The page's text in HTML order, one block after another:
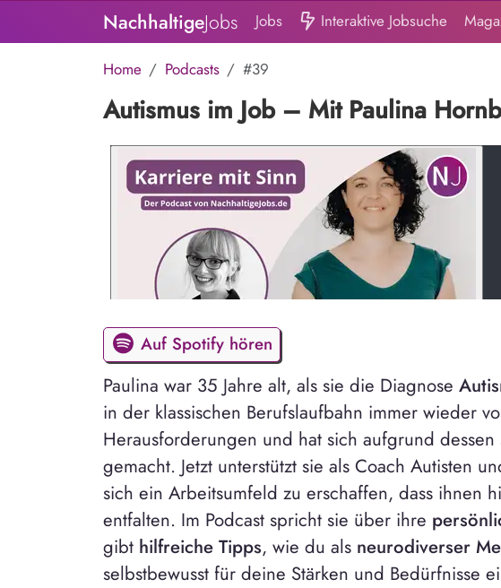
NachhaltigeJobs Jobs Interaktive Jobsuche
Home Podcasts #39
Autismus im Job – Mit Paulina
Auf Spotify hören
Paulina war 35 Jahre alt, als sie die Diagnose
in der klassischen Berufslaufbahn immer wieder
Herausforderungen und hat sich aufgrund dessen
gemacht. Jetzt unterstützt sie als Coach Autisten
sich ein Arbeitsumfeld zu erschaffen, dass ihnen
entfalten. Im Podcast spricht sie über ihre
gibt hilfreiche Tipps, wie du als neurodiverser
selbstbewusst für deine Stärken und Bedürfnisse